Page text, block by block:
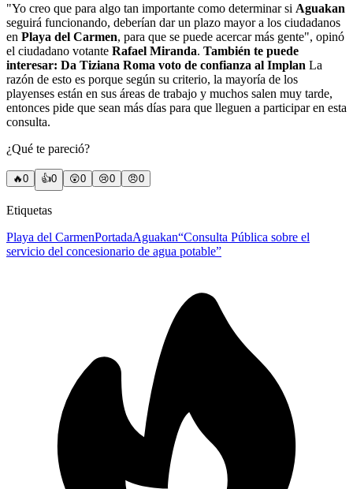
"Yo creo que para algo tan importante como determinar si Aguakan
seguirá funcionando, deberían dar un plazo mayor a los ciudadanos
en Playa del Carmen, para que se puede acercar más gente", opinó
el ciudadano votante Rafael Miranda. También te puede
interesar: Da Tiziana Roma voto de confianza al Implan La
razón de esto es porque según su criterio, la mayoría de los
playenses están en sus áreas de trabajo y muchos salen muy tarde,
entonces pide que sean más días para que lleguen a participar en esta
consulta.
¿Qué te pareció?
🔥0 👍0 😲0 😢0 😠0
Etiquetas
Playa del CarmenPortadaAguakan“Consulta Pública sobre el
servicio del concesionario de agua potable”